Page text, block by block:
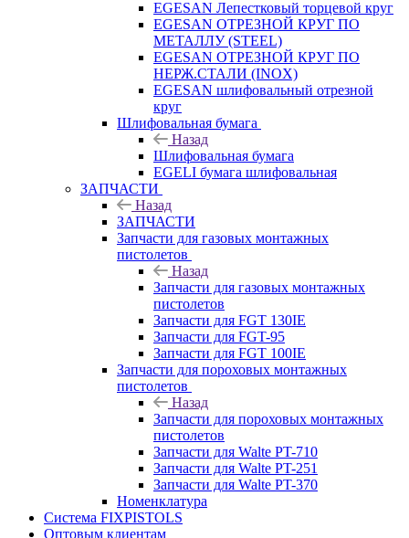
EGESAN Лепестковый торцевой круг
EGESAN ОТРЕЗНОЙ КРУГ ПО
МЕТАЛЛУ (STEEL)
EGESAN ОТРЕЗНОЙ КРУГ ПО
НЕРЖ.СТАЛИ (INOX)
EGESAN шлифовальный отрезной
круг
Шлифовальная бумага
Назад
Шлифовальная бумага
EGELI бумага шлифовальная
ЗАПЧАСТИ
Назад
ЗАПЧАСТИ
Запчасти для газовых монтажных
пистолетов
Назад
Запчасти для газовых монтажных
пистолетов
Запчасти для FGT 130IE
Запчасти для FGT-95
Запчасти для FGT 100IE
Запчасти для пороховых монтажных
пистолетов
Назад
Запчасти для пороховых монтажных
пистолетов
Запчасти для Walte PT-710
Запчасти для Walte PT-251
Запчасти для Walte PT-370
Номенклатура
Система FIXPISTOLS
Оптовым клиентам